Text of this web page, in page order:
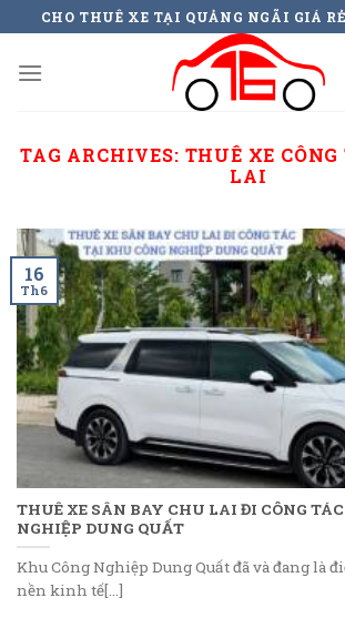
to
content
CHO THUÊ XE TẠI QUẢNG NGÃI GIÁ
TAG ARCHIVES: THUÊ XE
LAI
THUÊ XE SÂN BAY CHU LAI ĐI CÔNG
NGHIỆP DUNG QUẤT
Khu Công Nghiệp Dung Quất đã và đang là
nền kinh tế[...]
16
Th6